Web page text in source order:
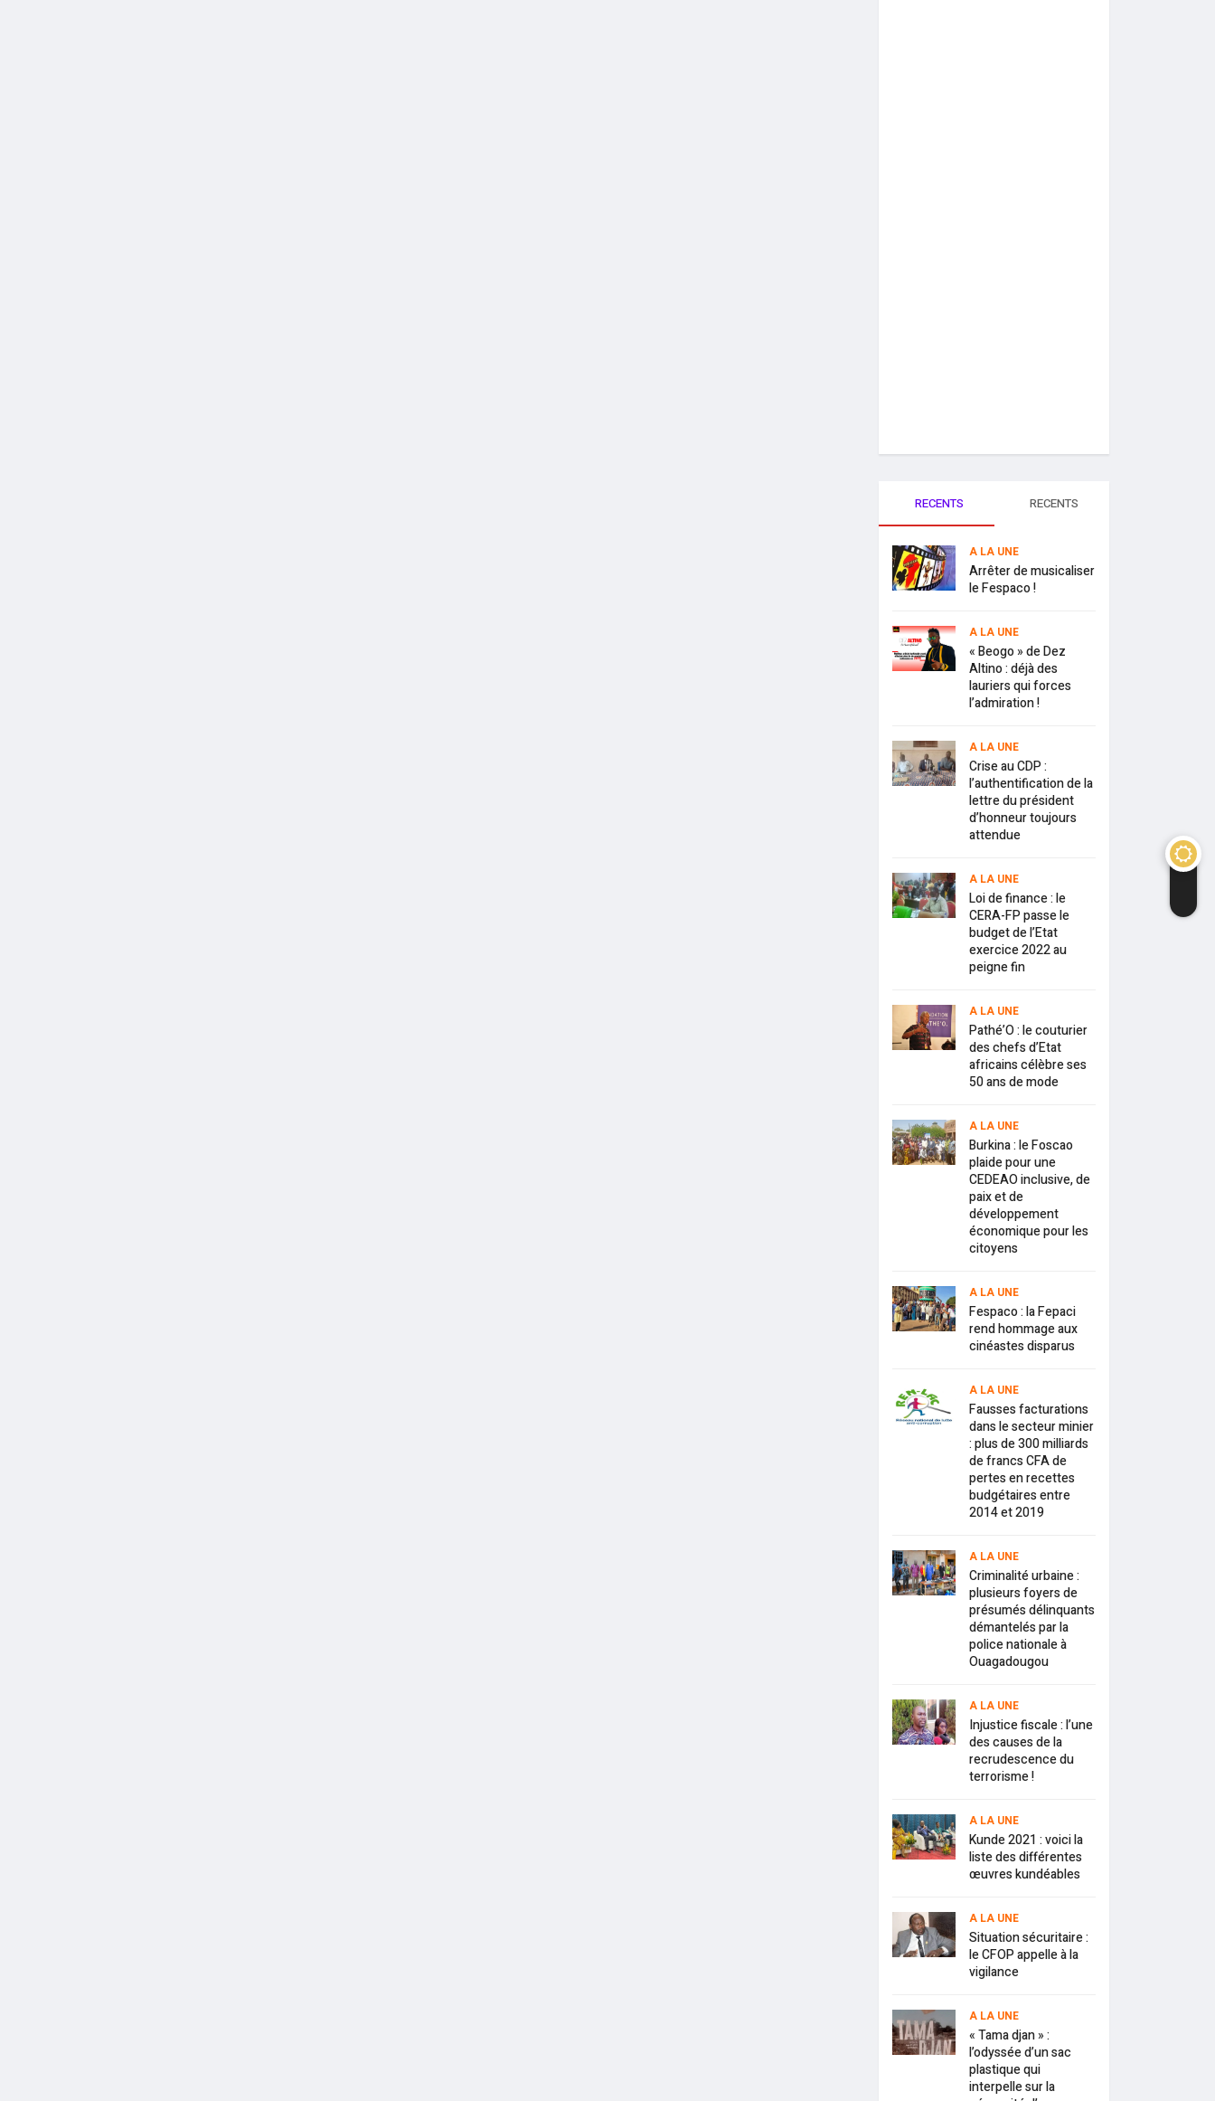
RECENTS RECENTS
A LA UNE
Arrêter de musicaliser
le Fespaco !
A LA UNE
« Beogo » de Dez
Altino : déjà des
lauriers qui forces
l’admiration !
A LA UNE
Crise au CDP :
l’authentification de la
lettre du président
d’honneur toujours
attendue
A LA UNE
Loi de finance : le
CERA-FP passe le
budget de l’Etat
exercice 2022 au
peigne fin
A LA UNE
Pathé’O : le couturier
des chefs d’Etat
africains célèbre ses
50 ans de mode
A LA UNE
Burkina : le Foscao
plaide pour une
CEDEAO inclusive, de
paix et de
développement
économique pour les
citoyens
A LA UNE
Fespaco : la Fepaci
rend hommage aux
cinéastes disparus
A LA UNE
Fausses facturations
dans le secteur minier
: plus de 300 milliards
de francs CFA de
pertes en recettes
budgétaires entre
2014 et 2019
A LA UNE
Criminalité urbaine :
plusieurs foyers de
présumés délinquants
démantelés par la
police nationale à
Ouagadougou
A LA UNE
Injustice fiscale : l’une
des causes de la
recrudescence du
terrorisme !
A LA UNE
Kunde 2021 : voici la
liste des différentes
œuvres kundéables
A LA UNE
Situation sécuritaire :
le CFOP appelle à la
vigilance
A LA UNE
« Tama djan » :
l’odyssée d’un sac
plastique qui
interpelle sur la